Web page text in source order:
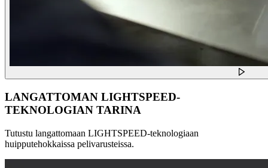
LANGATTOMAN LIGHTSPEED-
TEKNOLOGIAN TARINA
Tutustu langattomaan LIGHTSPEED-teknologiaan
huipputehokkaissa pelivarusteissa.